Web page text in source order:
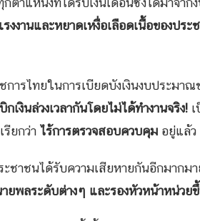
งงานและหยาดเหงื่อเลือดเนื้อของปร
ารไทยในการเบียดบังเงินงบประมาณ
กเงินล่วงเวลากันโดยไม่ได้ทำงานจริง!
ยกว่า ไร้การตรวจสอบควบคุม อยู่แล้ว
าชนได้รับความเสียหายกันอีกมากม
พลระดับต่างๆ และรองหัวหน้าหน่วย